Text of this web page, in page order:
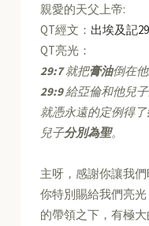
親愛的天父上帝:
QT經文： 出埃及記
QT亮光：
29:7就把膏油倒在
29:9給亞倫和他兒
就憑永遠的定例得了
兒子分別為聖。
主呀，感謝你讓我
你特別賜給我們亮
的帶領之下，有極大